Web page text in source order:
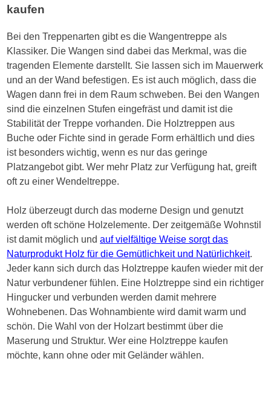
kaufen
Bei den Treppenarten gibt es die Wangentreppe als
Klassiker. Die Wangen sind dabei das Merkmal, was die
tragenden Elemente darstellt. Sie lassen sich im Mauerwerk
und an der Wand befestigen. Es ist auch möglich, dass die
Wagen dann frei in dem Raum schweben. Bei den Wangen
sind die einzelnen Stufen eingefräst und damit ist die
Stabilität der Treppe vorhanden. Die Holztreppen aus
Buche oder Fichte sind in gerade Form erhältlich und dies
ist besonders wichtig, wenn es nur das geringe
Platzangebot gibt. Wer mehr Platz zur Verfügung hat, greift
oft zu einer Wendeltreppe.
Holz überzeugt durch das moderne Design und genutzt
werden oft schöne Holzelemente. Der zeitgemäße Wohnstil
ist damit möglich undauf vielfältige Weise sorgt das
Naturprodukt Holz für die Gemütlichkeit und Natürlichkeit.
Jeder kann sich durch das Holztreppe kaufen wieder mit der
Natur verbundener fühlen. Eine Holztreppe sind ein richtiger
Hingucker und verbunden werden damit mehrere
Wohnebenen. Das Wohnambiente wird damit warm und
schön. Die Wahl von der Holzart bestimmt über die
Maserung und Struktur. Wer eine Holztreppe kaufen
möchte, kann ohne oder mit Geländer wählen.